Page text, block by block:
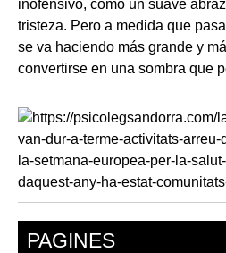
PAGINES